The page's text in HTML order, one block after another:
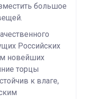
большое
Российских
новейших
торцы
к влаге,